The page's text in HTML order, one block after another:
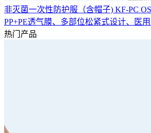
非灭菌一次性防护服（含帽子) KF-PC
PP+PE透气膜、多部位松紧式设计、医
热门产品